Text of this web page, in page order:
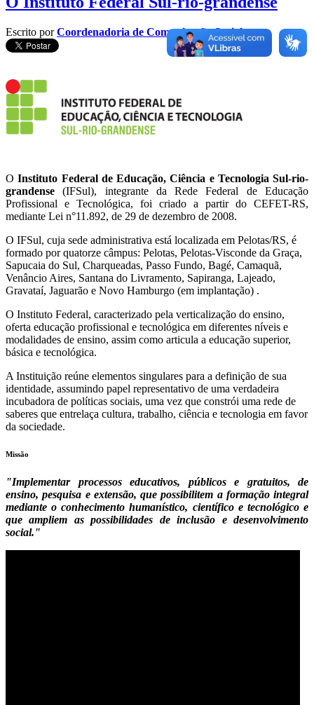
Escrito porCoordenadoria de Comunicação Social
OInstituto Federal de Educação, Ciência e Tecnologia Sul-rio-
grandense (IFSul), integrante da Rede Federal de Educação
Profissional e Tecnológica, foi criado a partir do CEFET-RS,
mediante Lei n°11.892, de 29 de dezembro de 2008.
O IFSul, cuja sede administrativa está localizada em Pelotas/RS, é
formado por quatorze câmpus: Pelotas, Pelotas-Visconde da Graça,
Sapucaia do Sul, Charqueadas, Passo Fundo, Bagé, Camaquã,
Venâncio Aires, Santana do Livramento, Sapiranga, Lajeado,
Gravataí, Jaguarão e Novo Hamburgo (em implantação) .
O Instituto Federal, caracterizado pela verticalização do ensino,
oferta educação profissional e tecnológica em diferentes níveis e
modalidades de ensino, assim como articula a educação superior,
básica e tecnológica.
A Instituição reúne elementos singulares para a definição de sua
identidade, assumindo papel representativo de uma verdadeira
incubadora de políticas sociais, uma vez que constrói uma rede de
saberes que entrelaça cultura, trabalho, ciência e tecnologia em favor
da sociedade.
Missão
"Implementar processos educativos, públicos e gratuitos, de
ensino, pesquisa e extensão, que possibilitem a formação integral
mediante o conhecimento humanístico, científico e tecnológico e
que ampliem as possibilidades de inclusão e desenvolvimento
social."